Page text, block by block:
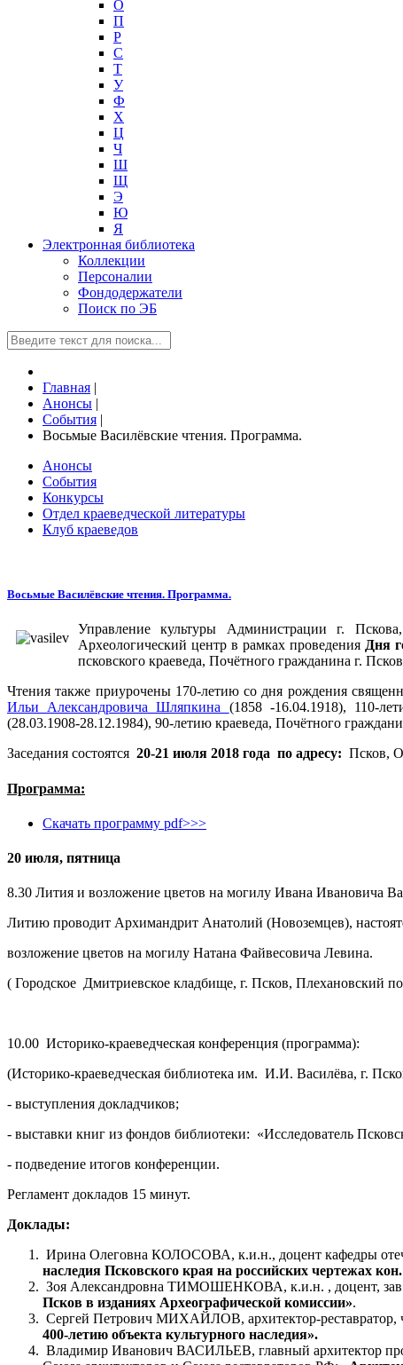
О
П
Р
С
Т
У
Ф
Х
Ц
Ч
Ш
Щ
Э
Ю
Я
Электронная библиотека
Коллекции
Персоналии
Фондодержатели
Поиск по ЭБ
Главная |
Анонсы |
События |
Восьмые Василёвские чтения. Программа.
Анонсы
События
Конкурсы
Отдел краеведческой литературы
Клуб краеведов
Восьмые Василёвские чтения. Программа.
Управление культуры Администрации г.
Археологический центр в рамках проведения Дня
псковского краеведа, Почётного гражданина г.
Чтения также приурочены 170-летию со дня рождения
Ильи Александровича Шляпкина (1858 -16.04.1918), 110-
(28.03.1908-28.12.1984), 90-летию краеведа, Почётного
Заседания состоятся 20-21 июля 2018 года по адресу: Псков,
Программа:
Скачать программу pdf>>>
20 июля, пятница
8.30 Лития и возложение цветов на могилу Ивана Ивановича
Литию проводит Архимандрит Анатолий (Новоземцев),
возложение цветов на могилу Натана Файвесовича Левина.
( Городское Дмитриевское кладбище, г. Псков, Плехановский
10.00 Историко-краеведческая конференция (программа):
(Историко-краеведческая библиотека им. И.И. Василёва, г.
- выступления докладчиков;
- выставки книг из фондов библиотеки: «Исследователь
- подведение итогов конференции.
Регламент докладов 15 минут.
Доклады:
Ирина Олеговна КОЛОСОВА, к.и.н., доцент кафедры
наследия Псковского края на российских чертежах
Зоя Александровна ТИМОШЕНКОВА, к.и.н. , доцент, зав.
Псков в изданиях Археографической комиссии».
Сергей Петрович МИХАЙЛОВ, архитектор-реставратор,
400-летию объекта культурного наследия».
Владимир Иванович ВАСИЛЬЕВ, главный архитектор